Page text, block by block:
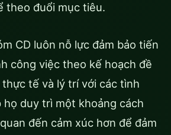
theo đuổi mục tiêu.
CD luôn nỗ lực đảm bảo tiến
công việc theo kế hoạch đề
tế và lý trí với các tình
họ duy trì một khoảng cách
đến cảm xúc hơn để đảm